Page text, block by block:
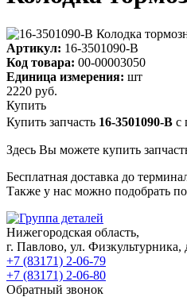
Артикул: 16-3501090-В
Код товара: 00-00003050
Единица измерения: шт
2220 руб.
Купить
Купить запчасть 16-3501090-В с
Здесь Вы можете купить
Бесплатная доставка до
Также у нас можно подобрать
Нижегородская область,
г. Павлово, ул. Физкультурника,
+7 (83171) 2-06-79
+7 (83171) 2-06-80
Обратный звонок